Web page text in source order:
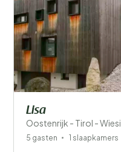
Lisa
Oostenrijk - Tirol -
5 gasten 1 slaapkamers